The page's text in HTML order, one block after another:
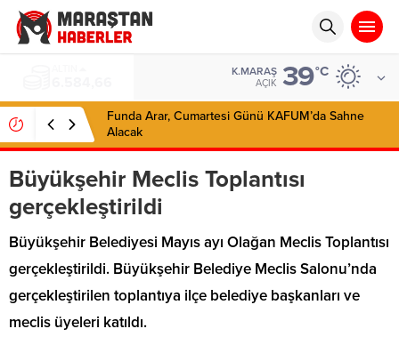
K.MARAŞ
AÇIK 39°C
Funda Arar, Cumartesi Günü KAFUM’da Sahne
Alacak
Büyükşehir Meclis Toplantısı
gerçekleştirildi
Büyükşehir Belediyesi Mayıs ayı Olağan Meclis Toplantısı
gerçekleştirildi. Büyükşehir Belediye Meclis Salonu’nda
gerçekleştirilen toplantıya ilçe belediye başkanları ve
meclis üyeleri katıldı.